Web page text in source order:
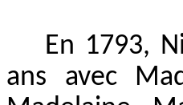
En 1793,
ans avec